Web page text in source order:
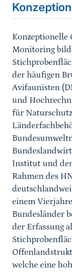
Konzeptionelle
Monitoring
der häufigen
Avifaunisten
und
für
Institut und
Rahmen des
einem
Bundesländer
der Erfassung
welche eine